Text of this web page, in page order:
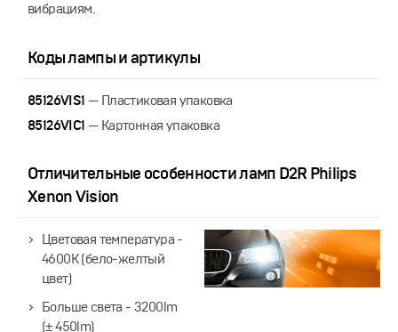
вибрациям.
Коды лампы и артикулы
85126VIS1 — Пластиковая упаковка
85126VIС1 — Картонная упаковка
Отличительные особенности ламп D2R Philips
Xenon Vision
Цветовая температура -
4600K (бело-желтый
цвет)
Больше света - 3200lm
(± 450lm)